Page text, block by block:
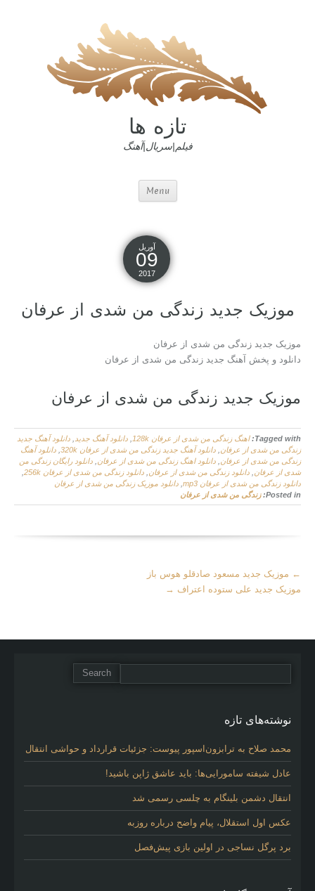
تازه ها
فیلم|سریال|آهنگ
Menu
آوریل
09
2017
موزیک جدید زندگی من شدی از عرفان
موزیک جدید زندگی من شدی از عرفان
دانلود و پخش آهنگ جدید زندگی من شدی از عرفان
موزیک جدید زندگی من شدی از عرفان
Tagged with: اهنگ زندگی من شدی از عرفان 128k دانلود آهنگ جدید
دانلود آهنگ جدید
زندگی من شدی از عرفان دانلود آهنگ جدید زندگی من شدی از عرفان 320k
دانلود آهنگ
زندگی من شدی از عرفان دانلود اهنگ زندگی من شدی از عرفان دانلود رایگان زندگی من
شدی از عرفان دانلود زندگی من شدی از عرفان دانلود زندگی من شدی از عرفان 256k
دانلود زندگی من شدی از عرفان mp3
دانلود موزیک زندگی من شدی از عرفان
Posted in: زندگی من شدی از عرفان
More
Articles
← موزیک جدید مسعود صادقلو هوس باز
موزیک جدید علی ستوده اعتراف →
نوشته‌های تازه
محمد صلاح به ترابزون‌اسپور پیوست: جزئیات قرارداد و حواشی انتقال
عادل شیفته سامورایی‌ها: باید عاشق ژاپن باشید!
انتقال دشمن بلینگام به چلسی رسمی شد
عکس اول استقلال، پیام واضح درباره روزبه
برد پرگل نساجی در اولین بازی پیش‌فصل